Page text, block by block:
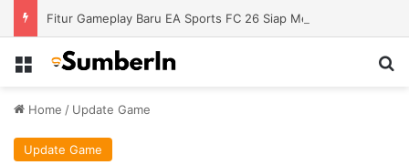
Menu
Home / Update Game
Update Game